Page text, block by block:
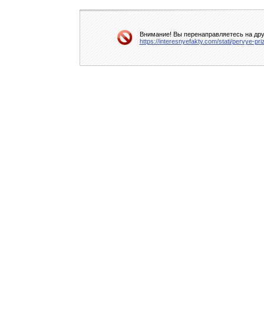
Внимание! Вы перенаправляетесь на
https://interesnyefakty.com/stati/pervye-